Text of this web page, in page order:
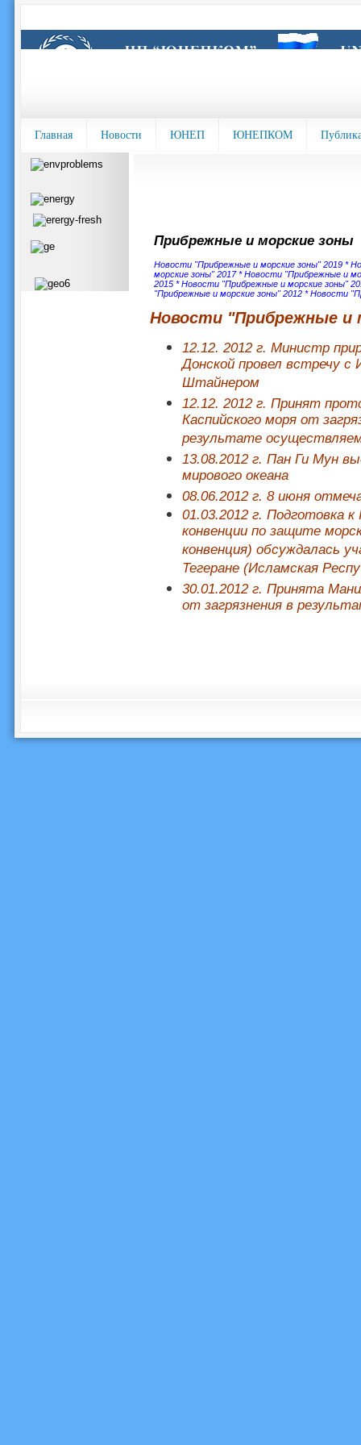
Главная Новости ЮНЕП ЮНЕПКОМ
Прибрежные и морские зоны
Новости "Прибрежные и морские зоны" 2019*
морские зоны" 2017*Новости "Прибрежные и
2015*Новости "Прибрежные и морские зоны"
"Прибрежные и морские зоны" 2012*Новости
Новости "Прибрежные и
12.12. 2012 г. Министр
Донской провел встречу
Штайнером
12.12. 2012 г. Принят
Каспийского моря от
результате
13.08.2012 г. Пан Ги Мун
мирового океана
08.06.2012 г. 8 июня
01.03.2012 г. Подготовка
конвенции по защите
конвенция) обсуждалась
Тегеране (Исламская
30.01.2012 г. Принята
от загрязнения в